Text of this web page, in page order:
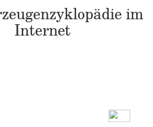
im
Internet